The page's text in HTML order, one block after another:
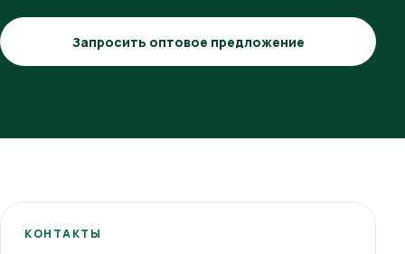
Запросить оптовое предложение
КОНТАКТЫ